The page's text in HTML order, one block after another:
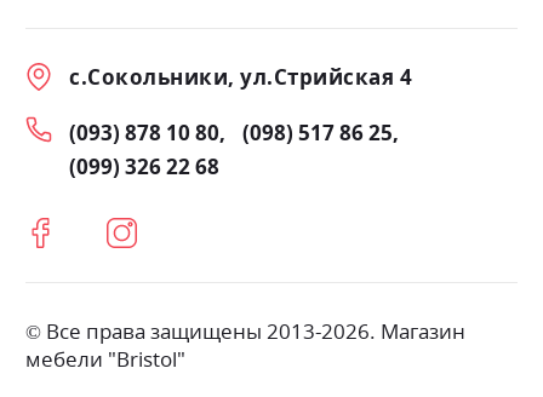
с.Сокольники, ул.Стрийская 4
(093) 878 10 80
(098) 517 86 25
(099) 326 22 68
© Все права защищены 2013-2026. Магазин
мебели "Bristol"